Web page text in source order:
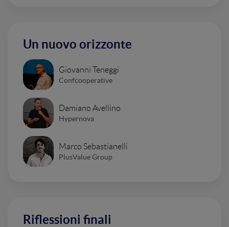
Un nuovo orizzonte
Giovanni Teneggi
Confcooperative
Damiano Avellino
Hypernova
Marco Sebastianelli
PlusValue Group
Riflessioni finali